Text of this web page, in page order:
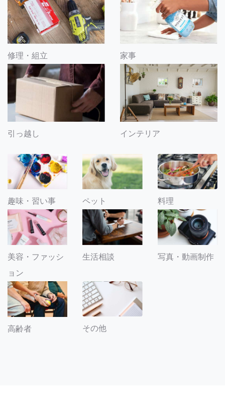
修理・組立 家事
引っ越し インテリア
趣味・習い事 ペット 料理
美容・ファッシ
ョン
生活相談 写真・動画制作
高齢者 その他